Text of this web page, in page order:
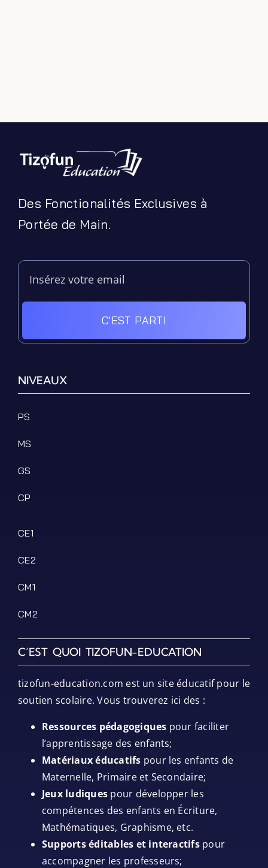
Des Fonctionalités Exclusives à
Portée de Main.
C'EST PARTI
NIVEAUX
PS
MS
GS
CP
CE1
CE2
CM1
CM2
C’EST QUOI TIZOFUN-EDUCATION
tizofun-education.com est un site éducatif pour le
soutien scolaire. Vous trouverez ici des :
Ressources pédagogiques pour faciliter
l’apprentissage des enfants;
Matériaux éducatifs pour les enfants de
Maternelle, Primaire et Secondaire;
Jeux ludiques pour développer les
compétences des enfants en Écriture,
Mathématiques, Graphisme, etc.
Supports éditables et interactifspour
accompagner les professeurs;
Matières
Articles de Blog